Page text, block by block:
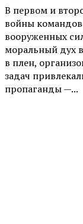
В первом и
войны
вооруженных
моральный дух
в плен,
задач
пропаганды —...